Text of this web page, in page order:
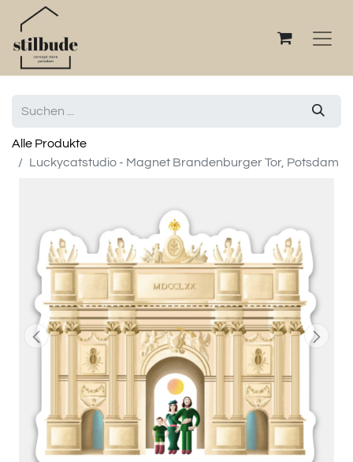
Alle Produkte
Luckycatstudio - Magnet Brandenburger Tor, Potsdam